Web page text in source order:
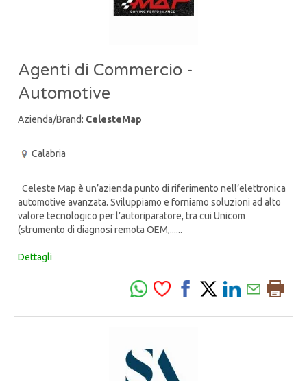
Agenti di Commercio -
Automotive
Azienda/Brand: CelesteMap
Calabria
Celeste Map è un’azienda punto di riferimento nell’elettronica
automotive avanzata. Sviluppiamo e forniamo soluzioni ad alto
valore tecnologico per l’autoriparatore, tra cui Unicom
(strumento di diagnosi remota OEM,......
Dettagli